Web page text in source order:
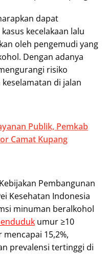
dapat
kecelakaan lalu
oleh pengemudi yang
Dengan adanya
risiko
di jalan
Publik, Pemkab
Camat Kupang
Pembangunan
Kesehatan Indonesia
minuman beralkohol
umur ≥10
15,2%,
prevalensi tertinggi di